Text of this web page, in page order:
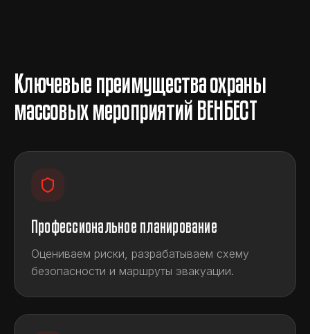
Ключевые преимущества охраны
массовых мероприятий ВЕНБЕСТ
Профессиональное планирование
Оцениваем риски, разрабатываем схему
безопасности и маршруты эвакуации.